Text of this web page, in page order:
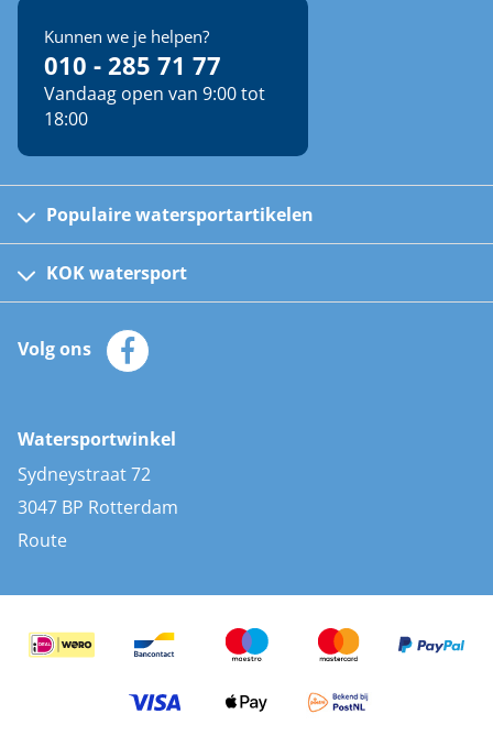
Kunnen we je helpen?
010 - 285 71 77
Vandaag open van 9:00 tot
18:00
Populaire watersportartikelen
Kinder reddingsvesten
Automatische reddingsvesten
Zeilkleding
Zonnepanelen
AIS transponders
Stootwillen en fenders
Bootkussens
Zwemtrappen
KOK watersport
Klantenservice
Merken
Volg ons
Watersportwinkel
Sydneystraat 72
3047 BP Rotterdam
Route